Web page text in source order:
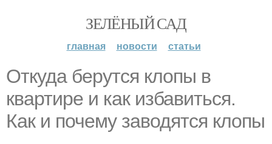
ЗЕЛЁНЫЙ САД
главная новости статьи
Откуда берутся клопы в
квартире и как избавиться.
Как и почему заводятся клопы